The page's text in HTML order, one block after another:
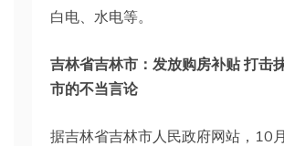
白电、水电等。
吉林省吉林市：发放购房补贴 打击
市的不当言论
据吉林省吉林市人民政府网站，10